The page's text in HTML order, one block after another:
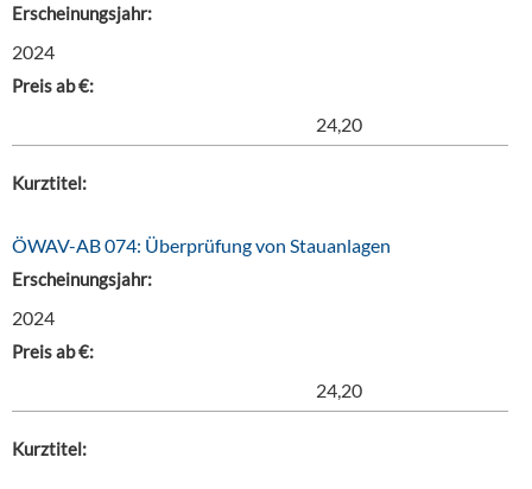
Erscheinungsjahr:
2024
Preis ab €:
24,20
Kurztitel:
ÖWAV-AB 074: Überprüfung von Stauanlagen
Erscheinungsjahr:
2024
Preis ab €:
24,20
Kurztitel: